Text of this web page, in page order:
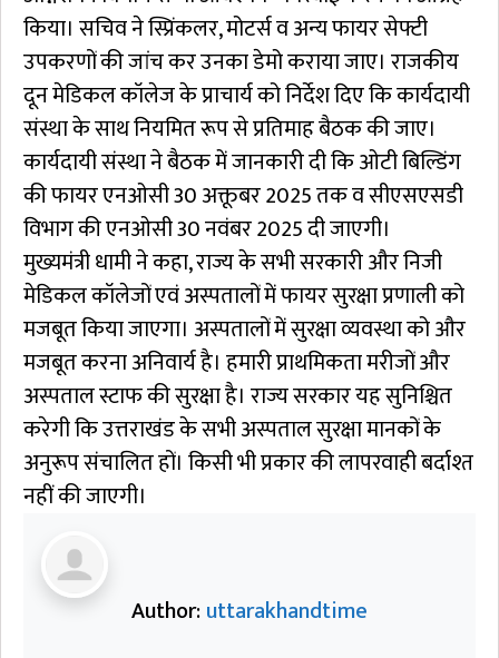
किया। सचिव ने स्प्रिंकलर, मोटर्स व अन्य फायर सेफ्टी
उपकरणों की जांच कर उनका डेमो कराया जाए। राजकीय
दून मेडिकल कॉलेज के प्राचार्य को निर्देश दिए कि कार्यदायी
संस्था के साथ नियमित रूप से प्रतिमाह बैठक की जाए।
कार्यदायी संस्था ने बैठक में जानकारी दी कि ओटी बिल्डिंग
की फायर एनओसी 30 अक्तूबर 2025 तक व सीएसएसडी
विभाग की एनओसी 30 नवंबर 2025 दी जाएगी।
मुख्यमंत्री धामी ने कहा, राज्य के सभी सरकारी और निजी
मेडिकल कॉलेजों एवं अस्पतालों में फायर सुरक्षा प्रणाली को
मजबूत किया जाएगा। अस्पतालों में सुरक्षा व्यवस्था को और
मजबूत करना अनिवार्य है। हमारी प्राथमिकता मरीजों और
अस्पताल स्टाफ की सुरक्षा है। राज्य सरकार यह सुनिश्चित
करेगी कि उत्तराखंड के सभी अस्पताल सुरक्षा मानकों के
अनुरूप संचालित हों। किसी भी प्रकार की लापरवाही बर्दाश्त
नहीं की जाएगी।
Author:uttarakhandtime